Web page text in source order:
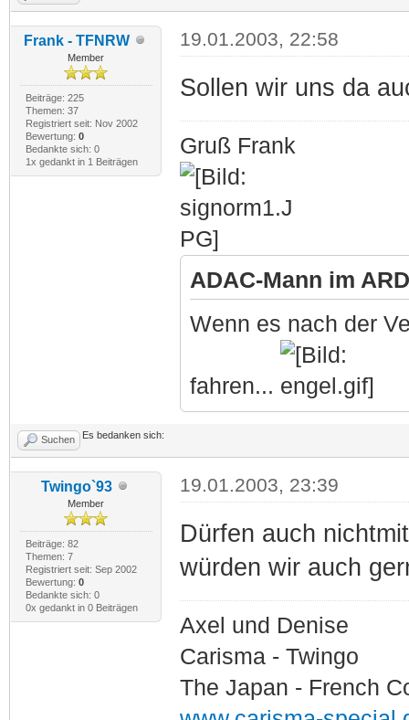
Frank - TFNRW
Member
Beiträge: 225
Themen: 37
Registriert seit: Nov 2002
Bewertung: 0
Bedankte sich: 0
1x gedankt in 1 Beiträgen
19.01.2003, 22:58
Sollen wir uns da
Gruß Frank
ADAC-Mann im
Wenn es nach der
fahren...
Suchen Es bedanken sich:
Twingo`93
Member
Beiträge: 82
Themen: 7
Registriert seit: Sep 2002
Bewertung: 0
Bedankte sich: 0
0x gedankt in 0 Beiträgen
19.01.2003, 23:39
Dürfen auch
würden wir auch
Axel und Denise
Carisma - Twingo
The Japan - French